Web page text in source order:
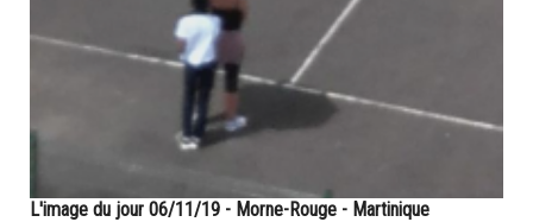
L'image du jour 06/11/19 - Morne-Rouge - Martinique